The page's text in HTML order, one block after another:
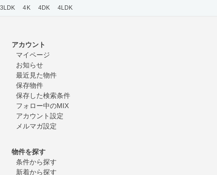
3LDK
4K 4DK 4LDK
アカウント
マイページ
お知らせ
最近見た物件
保存物件
保存した検索条件
フォロー中のMIX
アカウント設定
メルマガ設定
物件を探す
条件から探す
新着から探す